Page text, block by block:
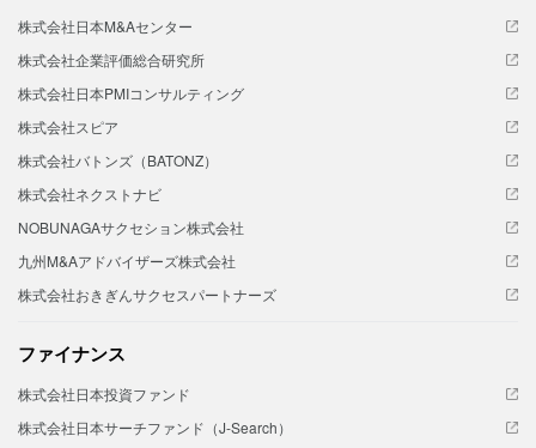
株式会社日本M&Aセンター
株式会社企業評価総合研究所
株式会社日本PMIコンサルティング
株式会社スピア
株式会社バトンズ（BATONZ）
株式会社ネクストナビ
NOBUNAGAサクセション株式会社
九州M&Aアドバイザーズ株式会社
株式会社おきぎんサクセスパートナーズ
ファイナンス
株式会社日本投資ファンド
株式会社日本サーチファンド（J-Search）